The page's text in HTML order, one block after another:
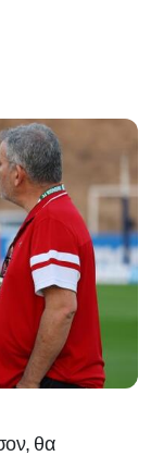
θα